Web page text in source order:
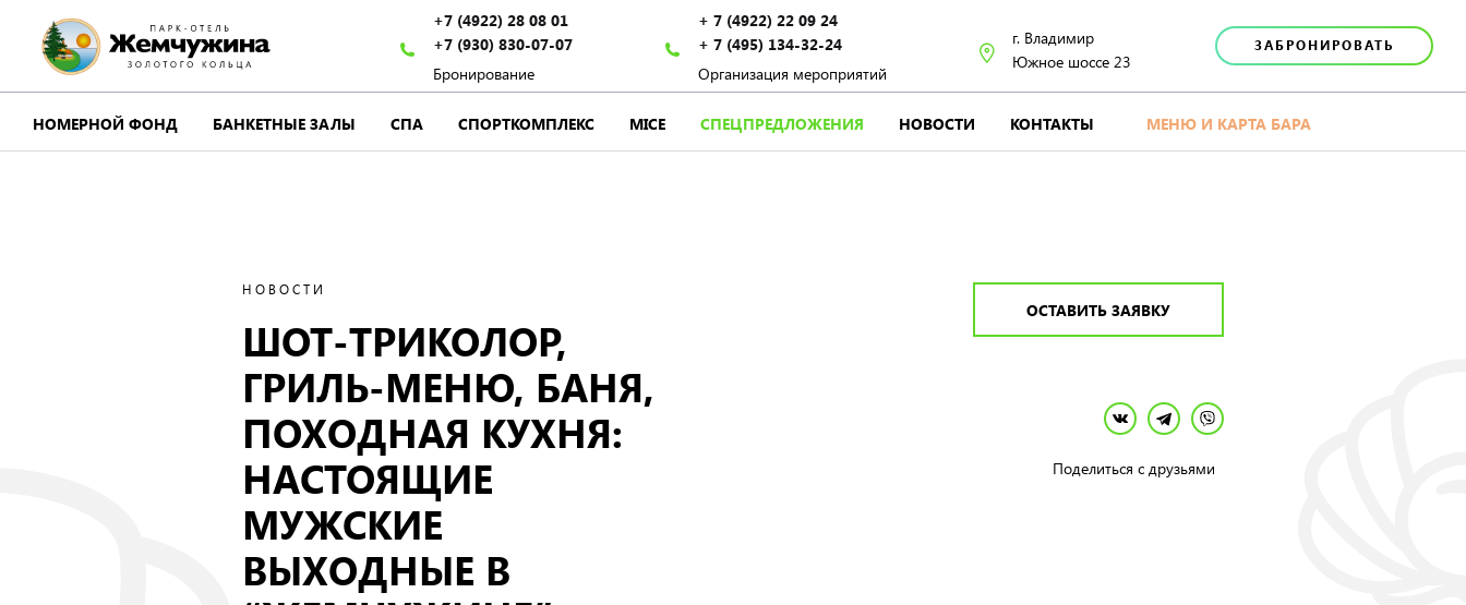
+7 (4922) 28 08 01
+7 (930) 830-07-07
Бронирование
+ 7 (4922) 22 09 24
+ 7 (495) 134-32-24
Организация мероприятий
г. Владимир
Южное шоссе 23
ЗАБРОНИРОВАТЬ
НОМЕРНОЙ ФОНД БАНКЕТНЫЕ ЗАЛЫ СПА СПОРТКОМПЛЕКС MICE СПЕЦПРЕДЛОЖЕНИЯ НОВОСТИ КОНТАКТЫ МЕНЮ И КАРТА БАРА
НОВОСТИ
ШОТ-ТРИКОЛОР,
ГРИЛЬ-МЕНЮ, БАНЯ,
ПОХОДНАЯ КУХНЯ:
НАСТОЯЩИЕ
МУЖСКИЕ
ВЫХОДНЫЕ В
ОСТАВИТЬ ЗАЯВКУ
Поделиться с друзьями